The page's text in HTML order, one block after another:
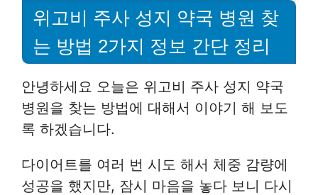
위고비 주사 성지 약국 병원 찾
는 방법 2가지 정보 간단 정리
안녕하세요 오늘은 위고비 주사 성지 약국
병원을 찾는 방법에 대해서 이야기 해 보도
록 하겠습니다.
다이어트를 여러 번 시도 해서 체중 감량에
성공을 했지만, 잠시 마음을 놓다 보니 다시